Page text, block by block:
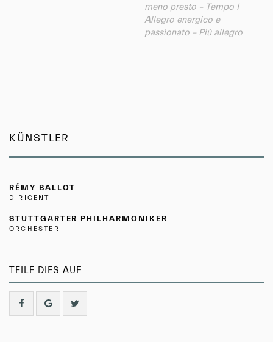
meno presto – Tempo I
Allegro energico e
passionato – Più allegro
KÜNSTLER
RÉMY BALLOT
DIRIGENT
STUTTGARTER PHILHARMONIKER
ORCHESTER
TEILE DIES AUF